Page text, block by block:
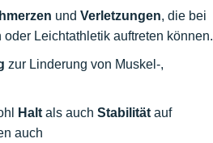
und Verletzungen, die bei
oder Leichtathletik auftreten können.
zur Linderung von Muskel-,
Halt als auch Stabilität auf
auch